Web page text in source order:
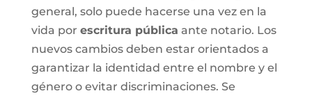
general, solo puede hacerse una vez en la
vida por escritura pública ante notario. Los
nuevos cambios deben estar orientados a
garantizar la identidad entre el nombre y el
género o evitar discriminaciones. Se